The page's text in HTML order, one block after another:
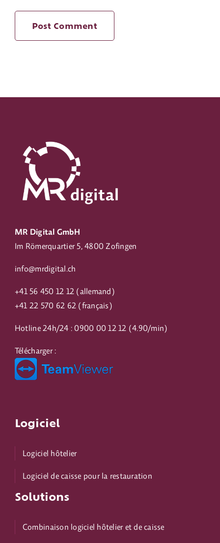
MR Digital GmbH
Im Römerquartier 5, 4800 Zofingen
info@mrdigital.ch
+41 56 450 12 12 (allemand)
+41 22 570 62 62 (français)
Hotline 24h/24 :0900 00 12 12 (4.90/min)
Télécharger :
Logiciel
Logiciel hôtelier
Logiciel de caisse pour la restauration
Solutions
Combinaison logiciel hôtelier et de caisse